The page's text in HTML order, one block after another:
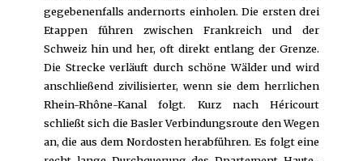
gegebenenfalls andernorts einholen. Die ersten drei
Etappen führen zwischen Frankreich und der
Schweiz hin und her, oft direkt entlang der Grenze.
Die Strecke verläuft durch schöne Wälder und wird
anschließend zivilisierter, wenn sie dem herrlichen
Rhein-Rhône-Kanal folgt. Kurz nach Héricourt
schließt sich die Basler Verbindungsroute den Wegen
an, die aus dem Nordosten herabführen. Es folgt eine